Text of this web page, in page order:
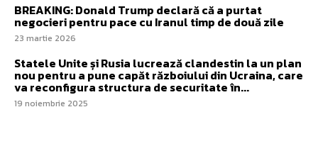
BREAKING: Donald Trump declară că a purtat
negocieri pentru pace cu Iranul timp de două zile
23 martie 2026
Statele Unite și Rusia lucrează clandestin la un plan
nou pentru a pune capăt războiului din Ucraina, care
va reconfigura structura de securitate în...
19 noiembrie 2025